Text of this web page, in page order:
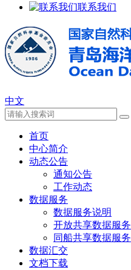
联系我们
中文
首页
中心简介
动态公告
通知公告
工作动态
数据服务
数据服务说明
开放共享数据服务
同船共享数据服务
数据汇交
文档下载